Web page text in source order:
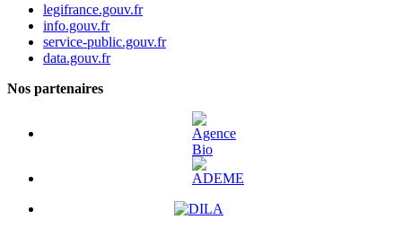
legifrance.gouv.fr
info.gouv.fr
service-public.gouv.fr
data.gouv.fr
Nos partenaires